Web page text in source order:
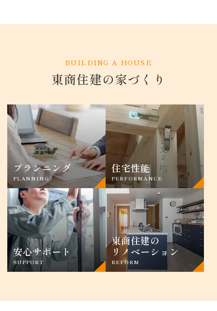
BUILDING A HOUSE
東商住建の家づくり
プランニング
PLANNING
住宅性能
PERFORMANCE
安心サポート
SUPPORT
東商住建の
リノベーション
REFORM